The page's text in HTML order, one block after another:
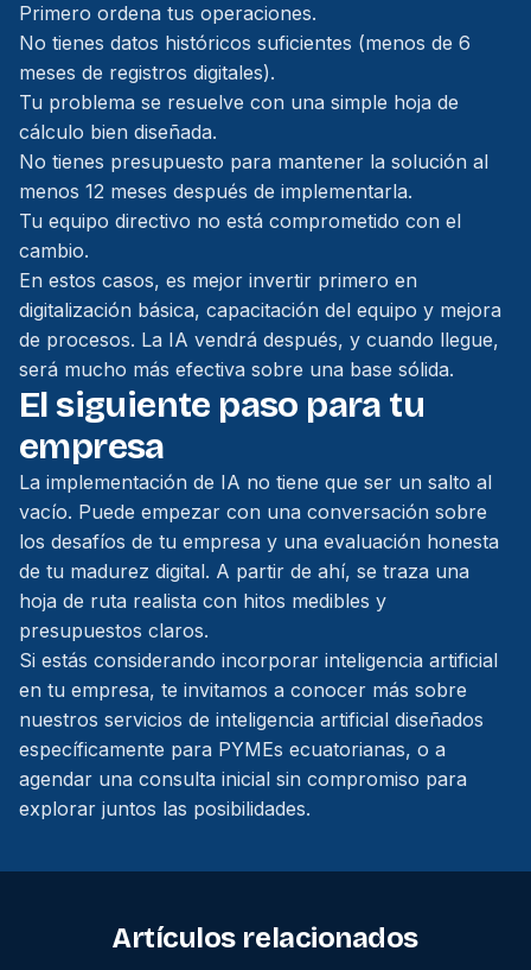
Primero ordena tus operaciones.
No tienes datos históricos suficientes (menos de 6
meses de registros digitales).
Tu problema se resuelve con una simple hoja de
cálculo bien diseñada.
No tienes presupuesto para mantener la solución al
menos 12 meses después de implementarla.
Tu equipo directivo no está comprometido con el
cambio.
En estos casos, es mejor invertir primero en
digitalización básica, capacitación del equipo y mejora
de procesos. La IA vendrá después, y cuando llegue,
será mucho más efectiva sobre una base sólida.
El siguiente paso para tu
empresa
La implementación de IA no tiene que ser un salto al
vacío. Puede empezar con una conversación sobre
los desafíos de tu empresa y una evaluación honesta
de tu madurez digital. A partir de ahí, se traza una
hoja de ruta realista con hitos medibles y
presupuestos claros.
Si estás considerando incorporar inteligencia artificial
en tu empresa, te invitamos a conocer más sobre
nuestros servicios de inteligencia artificial diseñados
específicamente para PYMEs ecuatorianas, o a
agendar una consulta inicial sin compromiso para
explorar juntos las posibilidades.
Artículos relacionados